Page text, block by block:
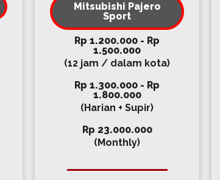
Mitsubishi Pajero
Sport
Rp 1.200.000 - Rp
1.500.000
(12 jam / dalam kota)
Rp 1.300.000 - Rp
1.800.000
(Harian + Supir)
Rp 23.000.000
(Monthly)